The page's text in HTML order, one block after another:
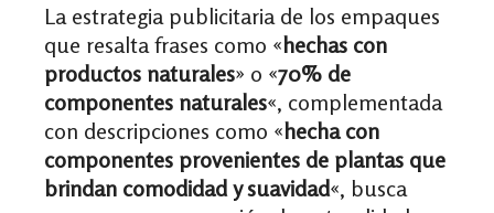
La estrategia publicitaria de los empaques
que resalta frases como «hechas con
productos naturales» o «70% de
componentes naturales«, complementada
con descripciones como «hecha con
componentes provenientes de plantas que
brindan comodidad y suavidad«, busca